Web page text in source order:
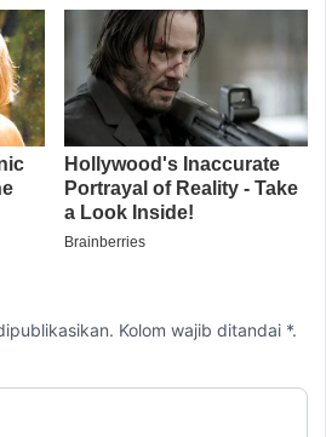
Kolom wajib ditandai *.